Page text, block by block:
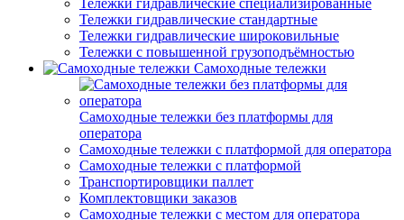
Тележки гидравлические стандартные
Тележки гидравлические широковильные
Тележки с повышенной грузоподъёмностью
Самоходные тележки
Самоходные тележки без платформы для
оператора
Самоходные тележки с платформой для оператора
Самоходные тележки с платформой
Транспортировщики паллет
Комплектовщики заказов
Самоходные тележки с местом для оператора